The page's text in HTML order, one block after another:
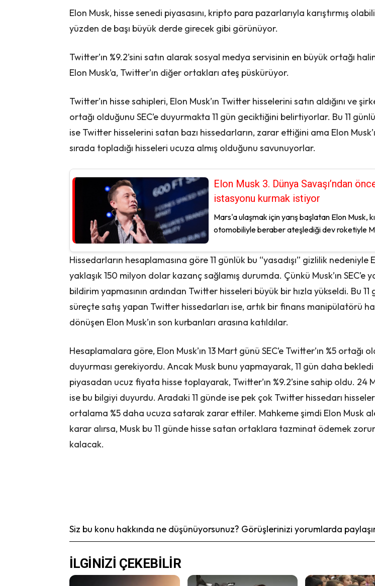
Elon Musk, hisse senedi piyasasını, kripto para pazarlarıyla karıştırmış
yüzden de başı büyük derde girecek gibi görünüyor.
Twitter’ın %9.2’sini satın alarak sosyal medya servisinin en büyük ortağı
Elon Musk’a, Twitter’ın diğer ortakları ateş püskürüyor.
Twitter’ın hisse sahipleri, Elon Musk’ın Twitter hisselerini satın aldığını ve
ortağı olduğunu SEC’e duyurmakta 11 gün geciktiğini belirtiyorlar. Bu 11
ise Twitter hisselerini satan bazı hissedarların, zarar ettiğini ama Elon
sırada topladığı hisseleri ucuza almış olduğunu savunuyorlar.
Elon Musk 3. Dünya Savaşı’ndan
istasyonu kurmak istiyor
Mars'a ulaşmak için yarış başlatan Elon Musk,
otomobiliyle beraber ateşlediği dev roketiyle
Hissedarların hesaplamasına göre 11 günlük bu “yasadışı” gizlilik nedeniyle
yaklaşık 150 milyon dolar kazanç sağlamış durumda. Çünkü Musk’ın SEC’e
bildirim yapmasının ardından Twitter hisseleri büyük bir hızla yükseldi. Bu 11
süreçte satış yapan Twitter hissedarları ise, artık bir finans manipülatörü
dönüşen Elon Musk’ın son kurbanları arasına katıldılar.
Hesaplamalara göre, Elon Musk’ın 13 Mart günü SEC’e Twitter’ın %5 ortağı
duyurması gerekiyordu. Ancak Musk bunu yapmayarak, 11 gün daha
piyasadan ucuz fiyata hisse toplayarak, Twitter’ın %9.2’sine sahip oldu. 24
ise bu bilgiyi duyurdu. Aradaki 11 günde ise pek çok Twitter hissedarı
ortalama %5 daha ucuza satarak zarar ettiler. Mahkeme şimdi Elon Musk
karar alırsa, Musk bu 11 günde hisse satan ortaklara tazminat ödemek
kalacak.
Siz bu konu hakkında ne düşünüyorsunuz? Görüşlerinizi yorumlarda